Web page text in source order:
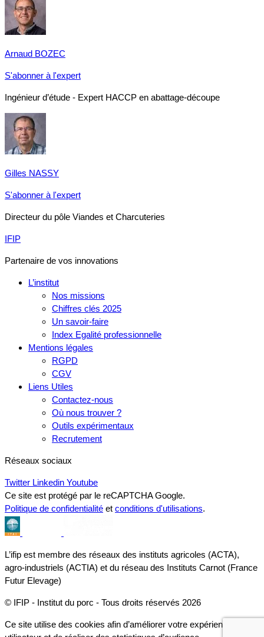
Arnaud BOZEC
S'abonner à l'expert
Ingénieur d’étude - Expert HACCP en abattage-découpe
Gilles NASSY
S'abonner à l'expert
Directeur du pôle Viandes et Charcuteries
IFIP
Partenaire de vos innovations
L’institut
Nos missions
Chiffres clés 2025
Un savoir-faire
Index Egalité professionnelle
Mentions légales
RGPD
CGV
Liens Utiles
Contactez-nous
Où nous trouver ?
Outils expérimentaux
Recrutement
Réseaux sociaux
Twitter Linkedin Youtube
Ce site est protégé par le reCAPTCHA Google.
Politique de confidentialité et conditions d'utilisations.
L’ifip est membre des réseaux des instituts agricoles (ACTA),
agro-industriels (ACTIA) et du réseau des Instituts Carnot (France
Futur Elevage)
© IFIP - Institut du porc - Tous droits réservés 2026
Ce site utilise des cookies afin d’améliorer votre expérience